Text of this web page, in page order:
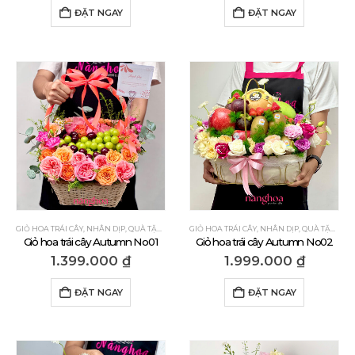
ĐẶT NGAY ĐẶT NGAY
GIỎ HOA TRÁI CÂY NHÂN DỊP QUÀ TẶNG CẢM ƠN , QUÀ TẶNG CHÚC MỪNG, QUÀ TẶNG
Giỏ hoa trái cây Autumn No01
1.399.000 ₫
ĐẶT NGAY
GIỎ HOA TRÁI CÂY NHÂN DỊP QUÀ TẶNG CẢM ƠN
Giỏ hoa trái cây Autumn No02
1.999.000 ₫
ĐẶT NGAY